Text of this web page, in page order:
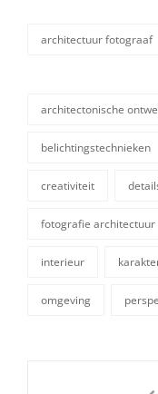
architectuur fotograaf
architectonische
belichtingstechnieken
creativiteit
fotografie architectuur
interieur
omgeving